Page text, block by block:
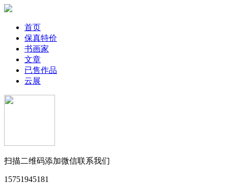
首页
保真特价
书画家
文章
已售作品
云展
扫描二维码添加微信联系我们
15751945181